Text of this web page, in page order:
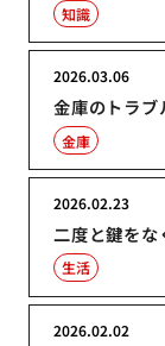
知識
金庫のトラブ
2026.03.06
金庫
二度と鍵をな
2026.02.23
生活
2026.02.02